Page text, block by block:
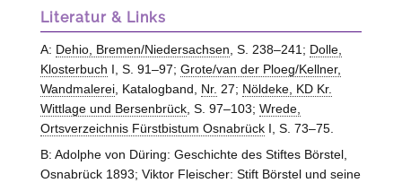
Literatur & Links
A: Dehio, Bremen/Niedersachsen, S. 238–241; Dolle,
Klosterbuch I, S. 91–97; Grote/van der Ploeg/Kellner,
Wandmalerei, Katalogband, Nr. 27; Nöldeke, KD Kr.
Wittlage und Bersenbrück, S. 97–103; Wrede,
Ortsverzeichnis Fürstbistum OsnabrückI, S. 73–75.
B: Adolphe von Düring: Geschichte des Stiftes Börstel,
Osnabrück 1893; Viktor Fleischer: Stift Börstel und seine